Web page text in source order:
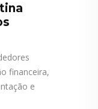
financeira,
e